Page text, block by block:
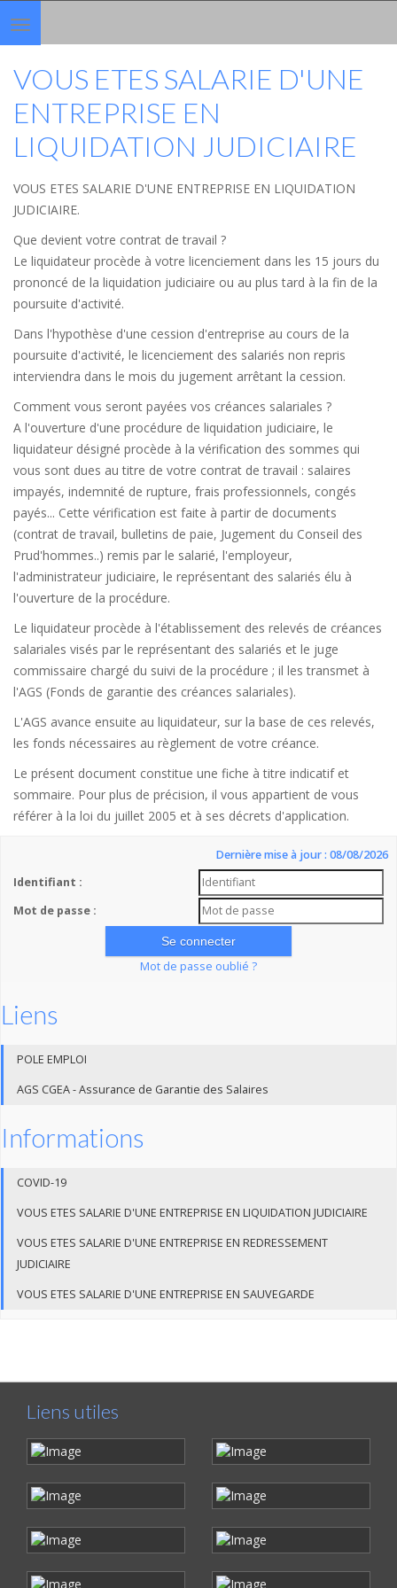
Toggle
navigation
VOUS ETES SALARIE D'UNE
ENTREPRISE EN
LIQUIDATION JUDICIAIRE
VOUS ETES SALARIE D'UNE ENTREPRISE EN LIQUIDATION
JUDICIAIRE.
Que devient votre contrat de travail ?
Le liquidateur procède à votre licenciement dans les 15 jours du
prononcé de la liquidation judiciaire ou au plus tard à la fin de la
poursuite d'activité.
Dans l'hypothèse d'une cession d'entreprise au cours de la
poursuite d'activité, le licenciement des salariés non repris
interviendra dans le mois du jugement arrêtant la cession.
Comment vous seront payées vos créances salariales ?
A l'ouverture d'une procédure de liquidation judiciaire, le
liquidateur désigné procède à la vérification des sommes qui
vous sont dues au titre de votre contrat de travail : salaires
impayés, indemnité de rupture, frais professionnels, congés
payés... Cette vérification est faite à partir de documents
(contrat de travail, bulletins de paie, Jugement du Conseil des
Prud'hommes..) remis par le salarié, l'employeur,
l'administrateur judiciaire, le représentant des salariés élu à
l'ouverture de la procédure.
Le liquidateur procède à l'établissement des relevés de créances
salariales visés par le représentant des salariés et le juge
commissaire chargé du suivi de la procédure ; il les transmet à
l'AGS (Fonds de garantie des créances salariales).
L'AGS avance ensuite au liquidateur, sur la base de ces relevés,
les fonds nécessaires au règlement de votre créance.
Le présent document constitue une fiche à titre indicatif et
sommaire. Pour plus de précision, il vous appartient de vous
référer à la loi du juillet 2005 et à ses décrets d'application.
Dernière mise à jour : 08/08/2026
Identifiant :
Mot de passe :
Mot de passe oublié ?
Liens
POLE EMPLOI
AGS CGEA - Assurance de Garantie des Salaires
Informations
COVID-19
VOUS ETES SALARIE D'UNE ENTREPRISE EN LIQUIDATION JUDICIAIRE
VOUS ETES SALARIE D'UNE ENTREPRISE EN REDRESSEMENT
JUDICIAIRE
VOUS ETES SALARIE D'UNE ENTREPRISE EN SAUVEGARDE
Liens utiles